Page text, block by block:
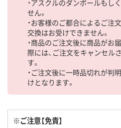
・アスクルのダンボールもし
せん。
・お客様のご都合によるご注
交換はお受けできません。
・商品のご注文後に商品がお
際には、ご注文をキャンセル
す。
・ご注文後に一時品切れが判
けとなります。
※ご注意【免責】